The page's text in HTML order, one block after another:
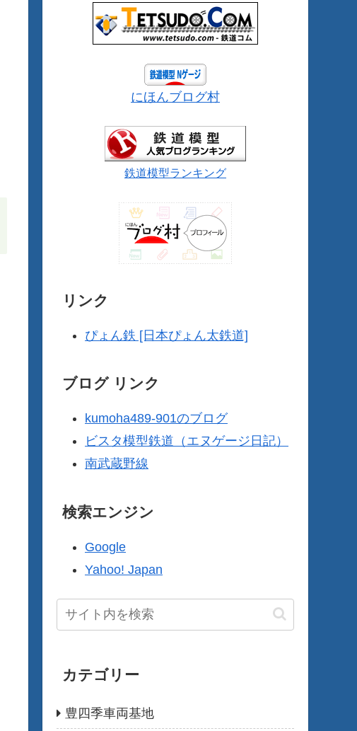
にほんブログ村
鉄道模型ランキング
リンク
ぴょん鉄 [日本ぴょん太鉄道]
ブログ リンク
kumoha489-901のブログ
ビスタ模型鉄道（エヌゲージ日記）
南武蔵野線
検索エンジン
Google
Yahoo! Japan
カテゴリー
豊四季車両基地